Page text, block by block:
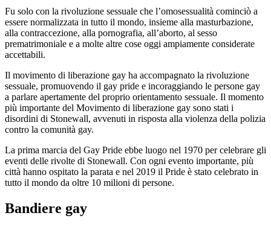
Fu solo con la rivoluzione sessuale che l’omosessualità cominciò a
essere normalizzata in tutto il mondo, insieme alla masturbazione,
alla contraccezione, alla pornografia, all’aborto, al sesso
prematrimoniale e a molte altre cose oggi ampiamente considerate
accettabili.
Il movimento di liberazione gay ha accompagnato la rivoluzione
sessuale, promuovendo il gay pride e incoraggiando le persone gay
a parlare apertamente del proprio orientamento sessuale. Il momento
più importante del Movimento di liberazione gay sono stati i
disordini di Stonewall, avvenuti in risposta alla violenza della polizia
contro la comunità gay.
La prima marcia del Gay Pride ebbe luogo nel 1970 per celebrare gli
eventi delle rivolte di Stonewall. Con ogni evento importante, più
città hanno ospitato la parata e nel 2019 il Pride è stato celebrato in
tutto il mondo da oltre 10 milioni di persone.
Bandiere gay